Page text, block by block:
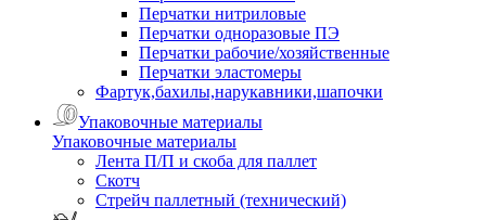
Перчатки нитриловые
Перчатки одноразовые ПЭ
Перчатки рабочие/хозяйственные
Перчатки эластомеры
Фартук,бахилы,нарукавники,шапочки
Упаковочные материалы
Упаковочные материалы
Лента П/П и скоба для паллет
Скотч
Стрейч паллетный (технический)